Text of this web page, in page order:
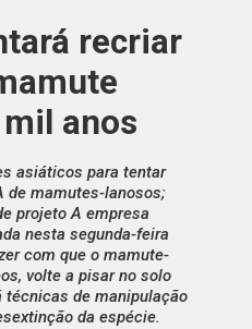
recriar
anos
asiáticos para tentar
de mamutes-lanosos;
projeto A empresa
nesta segunda-feira
com que o mamute-
volte a pisar no solo
de manipulação
da espécie.